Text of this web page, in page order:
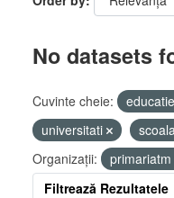
No datasets
Cuvinte cheie: educatie
universitati
Organizații:
primariatm
Filtrează Rezultatele